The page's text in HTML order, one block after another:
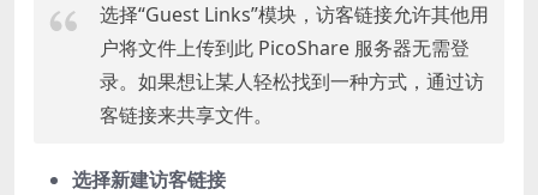
选择“Guest Links”模块，访客链接允许其他用
户将文件上传到此 PicoShare 服务器无需登
录。如果想让某人轻松找到一种方式，通过访
客链接来共享文件。
选择新建访客链接